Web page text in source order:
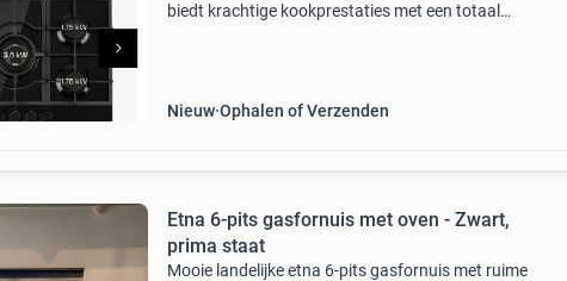
biedt krachtige kookprestaties met een totaal
Nieuw Ophalen of Verzenden
Etna 6-pits gasfornuis met oven - Zwart,
prima staat
Mooie landelijke etna 6-pits gasfornuis met ruime